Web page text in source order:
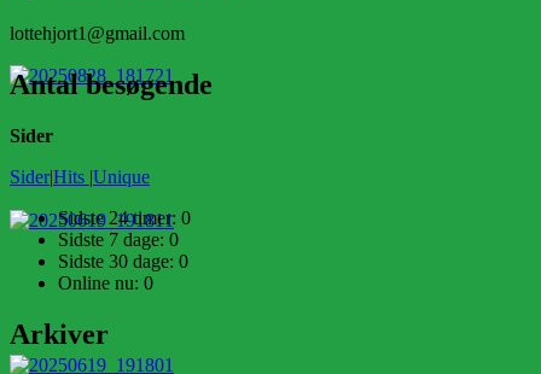
lottehjort1@gmail.com
Antal besøgende
Sider
Sider|Hits |Unique
Sidste 24 timer: 0
Sidste 7 dage: 0
Sidste 30 dage: 0
Online nu: 0
Arkiver